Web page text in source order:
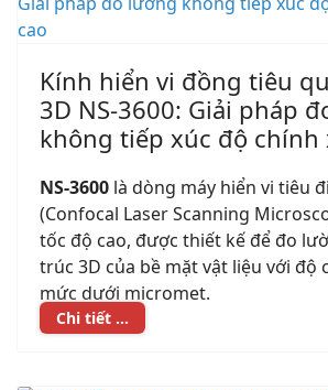
Kính hiển vi đồng tiêu
3D NS-3600: Giải pháp
không tiếp xúc độ chính
NS-3600 là dòng máy hiển vi tiêu
(Confocal Laser Scanning
tốc độ cao, được thiết kế để đo
trúc 3D của bề mặt vật liệu với độ
mức dưới micromet.
Chi tiết ...